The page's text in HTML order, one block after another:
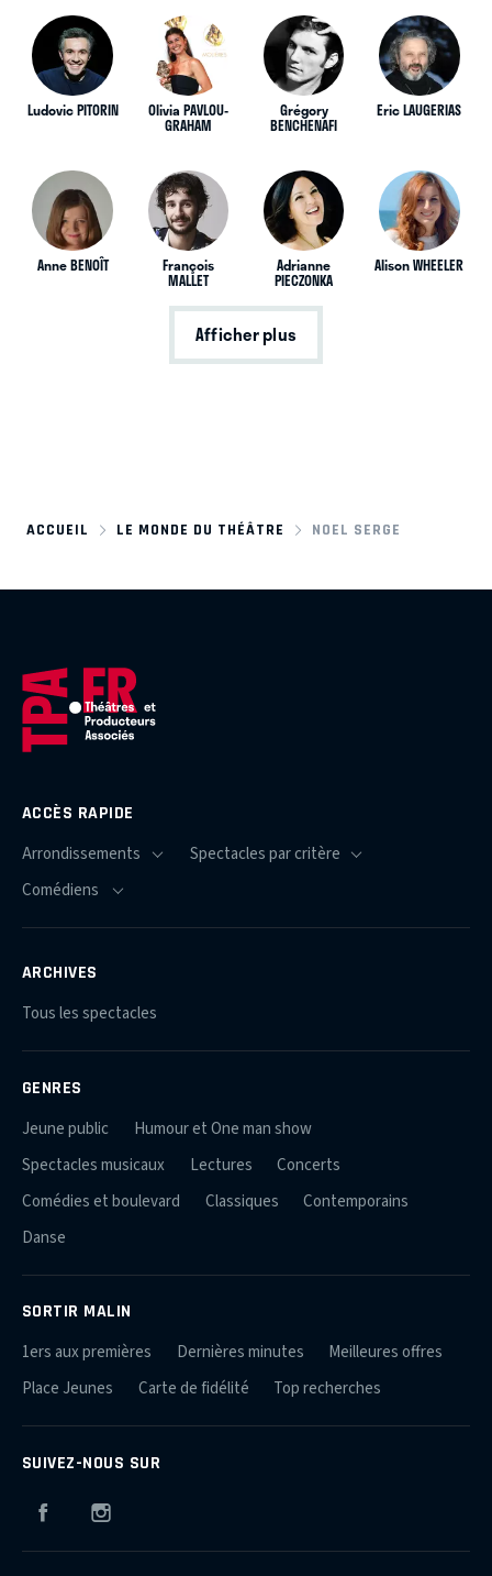
Ludovic PITORIN Olivia PAVLOU-
GRAHAM
Grégory
BENCHENAFI
Eric LAUGERIAS
Anne BENOÎT François
MALLET
Adrianne
PIECZONKA
Alison WHEELER
Afficher plus
ACCUEIL LE MONDE DU THÉÂTRE NOEL SERGE
ACCÈS RAPIDE
ARCHIVES
Tous les spectacles
GENRES
Jeune public
Humour et One man show
Spectacles musicaux
Lectures
Concerts
Comédies et boulevard
Classiques
Contemporains
Danse
SORTIR MALIN
1ers aux premières Dernières minutes
Meilleures offres
Place Jeunes
Carte de fidélité Top recherches
SUIVEZ-NOUS SUR
Facebook